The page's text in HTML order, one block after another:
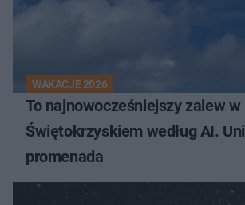
WAKACJE 2026
To najnowocześniejszy zalew w
Świętokrzyskiem według AI.
promenada